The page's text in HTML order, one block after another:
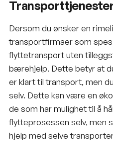
Dersom du ønsker en
transportfirmaer som
flyttetransport uten
bærehjelp. Dette betyr at
er klart til transport, men
selv. Dette kan være en
de som har mulighet til å
flytteprosessen selv, men
hjelp med selve